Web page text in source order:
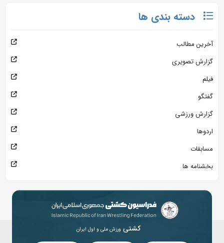
دسته بندی ها
آخرین مطالب
گزارش تصویری
فیلم
گفتگو
گزارش ورزشی
اردوها
مسابقات
بخشنامه ها
کشتی ورزش ملی و اول ایران